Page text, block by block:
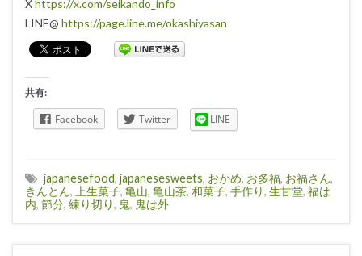
Xhttps://x.com/seikando_info
LINE@ https://page.line.me/okashiyasan
共有:
Facebook Twitter LINE
japanesefood, japanesesweets, おかめ, お多福, お福さん,
きんとん, 上生菓子, 亀山, 亀山茶, 和菓子, 手作り, 生甘堂, 福は
内, 節分, 練り切り, 鬼, 鬼は外